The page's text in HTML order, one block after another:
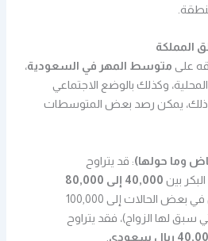
المملكة
على متوسط المهر في السعودية،
المحلية، وكذلك بالوضع الاجتماعي
ذلك، يمكن رصد بعض المتوسطات
وما حولها): قد يتراوح
بين
40,000 إلى 80,000
، وقد يصل في بعض الحالات إلى 100,000
سبق لها الزواج)، فقد يتراوح